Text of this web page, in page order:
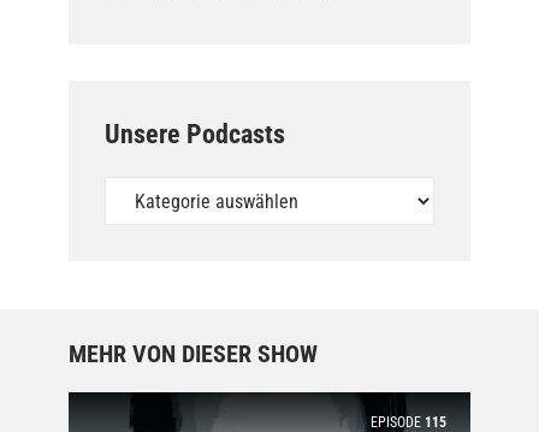
Unsere Podcasts
Podcasts
MEHR VON DIESER SHOW
EPISODE 115